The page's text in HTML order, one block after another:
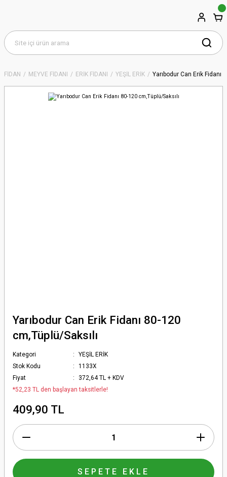
FİDAN MEYVE FİDANI ERİK FİDANI YEŞİL ERİK Yarıbodur Can Erik Fidanı
Yarıbodur Can Erik Fidanı 80-120
cm,Tüplü/Saksılı
Kategori
YEŞİL ERİK
Stok Kodu
1133X
Fiyat
372,64 TL + KDV
*52,23 TL den başlayan taksitlerle!
409,90 TL
SEPETE EKLE